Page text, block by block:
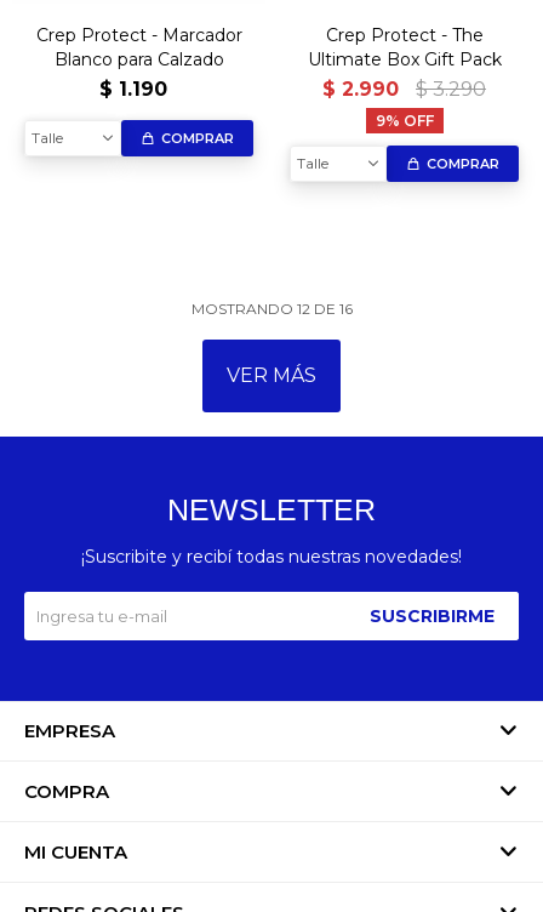
Crep Protect - Marcador
Blanco para Calzado
$ 1.190
Talle COMPRAR
Crep Protect - The
Ultimate Box Gift Pack
$ 2.990 $ 3.290
9
Talle COMPRAR
MOSTRANDO 12 DE 16
VER MÁS
EMPRESA
COMPRA
MI CUENTA
NEWSLETTER
¡Suscribite y recibí todas nuestras novedades!
SUSCRIBIRME